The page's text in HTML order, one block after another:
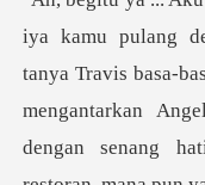
tanya Travis basa-
mengantarkan